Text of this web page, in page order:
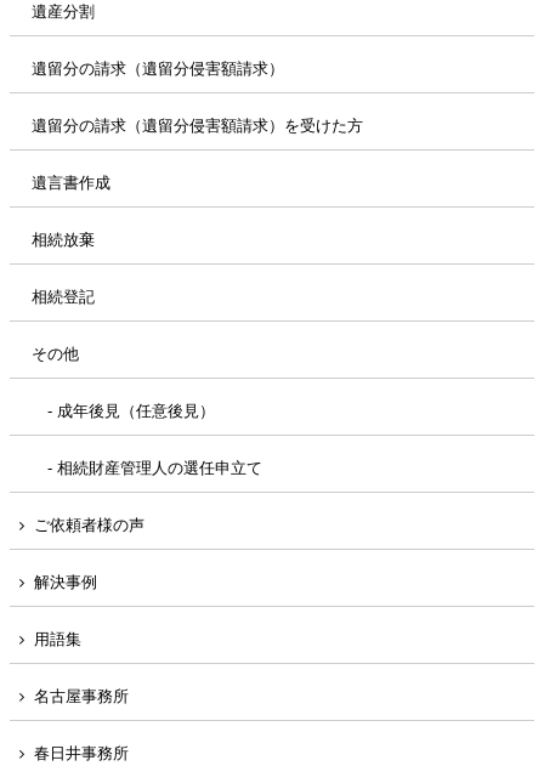
遺産分割
遺留分の請求（遺留分侵害額請求）
遺留分の請求（遺留分侵害額請求）を受けた方
遺言書作成
相続放棄
相続登記
その他
- 成年後見（任意後見）
- 相続財産管理人の選任申立て
ご依頼者様の声
解決事例
用語集
名古屋事務所
春日井事務所